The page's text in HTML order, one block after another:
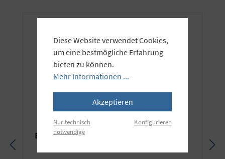
Elinchrom Rotalux Transporttasche lang
Diese Website verwendet Cookies,
um eine bestmögliche Erfahrung
bieten zu können.
Mehr Informationen ...
Akzeptieren
Nur technisch
notwendige
Konfigurieren